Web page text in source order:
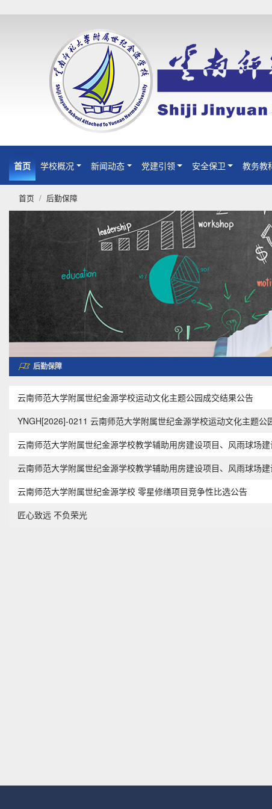
首页(current)
学校概况 新闻动态 党建引领 安全保卫 教务教
首页 后勤保障
后勤保障
云南师范大学附属世纪金源学校运动文化主题公园成交结果公告
YNGH[2026]-0211 云南师范大学附属世纪金源学校运动文化主题公
云南师范大学附属世纪金源学校教学辅助用房建设项目、风雨球场
云南师范大学附属世纪金源学校教学辅助用房建设项目、风雨球场
云南师范大学附属世纪金源学校 零星修缮项目竞争性比选公告
匠心致远 不负荣光